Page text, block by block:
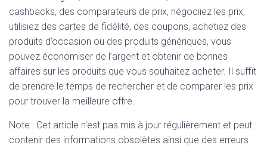
cashbacks, des comparateurs de prix, négociiez les prix,
utilisiez des cartes de fidélité, des coupons, achetiez des
produits d’occasion ou des produits génériques, vous
pouvez économiser de l’argent et obtenir de bonnes
affaires sur les produits que vous souhaitez acheter. Il suffit
de prendre le temps de rechercher et de comparer les prix
pour trouver la meilleure offre.
Note : Cet article n'est pas mis à jour régulièrement et peut
contenir des informations obsolètes ainsi que des erreurs.